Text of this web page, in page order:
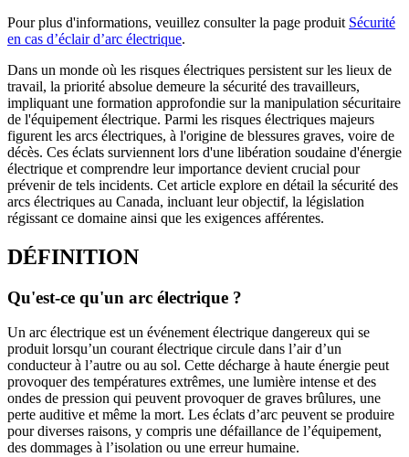
Pour plus d'informations, veuillez consulter la page produit Sécurité
en cas d’éclair d’arc électrique.
Dans un monde où les risques électriques persistent sur les lieux de
travail, la priorité absolue demeure la sécurité des travailleurs,
impliquant une formation approfondie sur la manipulation sécuritaire
de l'équipement électrique. Parmi les risques électriques majeurs
figurent les arcs électriques, à l'origine de blessures graves, voire de
décès. Ces éclats surviennent lors d'une libération soudaine d'énergie
électrique et comprendre leur importance devient crucial pour
prévenir de tels incidents. Cet article explore en détail la sécurité des
arcs électriques au Canada, incluant leur objectif, la législation
régissant ce domaine ainsi que les exigences afférentes.
DÉFINITION
Qu'est-ce qu'un arc électrique ?
Un arc électrique est un événement électrique dangereux qui se
produit lorsqu’un courant électrique circule dans l’air d’un
conducteur à l’autre ou au sol. Cette décharge à haute énergie peut
provoquer des températures extrêmes, une lumière intense et des
ondes de pression qui peuvent provoquer de graves brûlures, une
perte auditive et même la mort. Les éclats d’arc peuvent se produire
pour diverses raisons, y compris une défaillance de l’équipement,
des dommages à l’isolation ou une erreur humaine.